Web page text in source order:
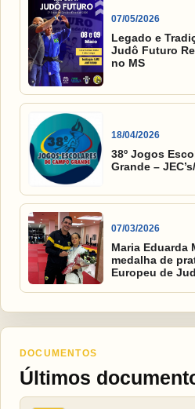
07/05/2026
Legado e
Judô Futuro
no MS
18/04/2026
38º Jogos
Grande –
07/03/2026
Maria Eduarda
medalha de
Europeu de
DOCUMENTOS
Últimos